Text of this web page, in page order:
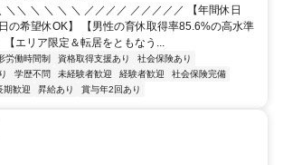
＼＼ ＼ ＼ ＼ ＼ ／／／／ ／／／／／ 【年間休日
の希望休OK】 【男性の育休取得率85.6%の高水準
【エリア限定＆転居をともなう...
労働時間制 資格取得支援あり
社会保険あり
学歴不問 未経験者歓迎 経験者歓迎
社会保険完備
期歓迎 昇給あり 賞与年2回あり